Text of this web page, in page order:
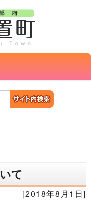
て
[2018年8月1日]